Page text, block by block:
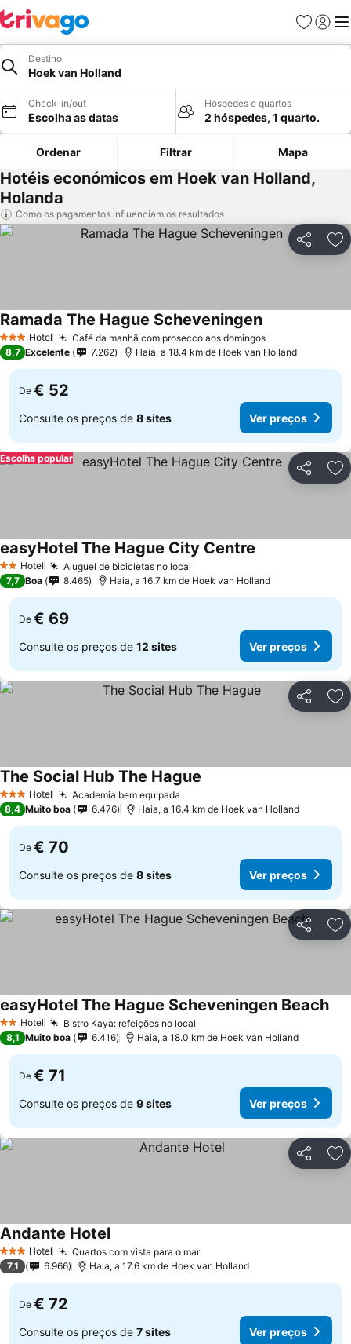
Favoritos
Iniciar
Destino
Hoek van Holland
Check-in/out
Escolha as datas
Hóspedes e quartos
2 hóspedes, 1 quarto.
Ordenar Filtrar Mapa
Hotéis económicos em Hoek van Holland,
Holanda
Como os pagamentos influenciam os resultados
Partilhar
3 EstrelasHotel Café da manhã com prosecco aos domingos
Ramada The Hague Scheveningen
8,7 Excelente 7.262 Haia, a 18.4 km de Hoek van Holland
De € 52
Consulte os preços de 8 sites Ver preços
Partilhar
Escolha popular
2 Estrelas
Hotel Aluguel de bicicletas no local
easyHotel The Hague City Centre
7,7 Boa 8.465 Haia, a 16.7 km de Hoek van Holland
De € 69
Consulte os preços de 12 sites Ver preços
Partilhar
3 EstrelasHotel Academia bem equipada
The Social Hub The Hague
8,4 Muito boa 6.476 Haia, a 16.4 km de Hoek van Holland
De € 70
Consulte os preços de 8 sites Ver preços
Partilhar
2 Estrelas
Hotel Bistro Kaya: refeições no local
easyHotel The Hague Scheveningen Beach
8,1 Muito boa 6.416 Haia, a 18.0 km de Hoek van Holland
De € 71
Consulte os preços de 9 sites Ver preços
Partilhar
3 EstrelasHotel Quartos com vista para o mar
Andante Hotel
7,1 6.966 Haia, a 17.6 km de Hoek van Holland
De € 72
Consulte os preços de 7 sites Ver preços